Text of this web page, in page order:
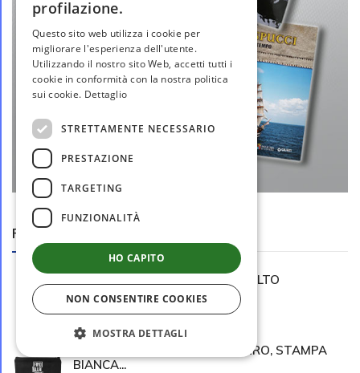
Prodotti in vetrina
DISTINTIVO CON LOGO IN SMALTO
LEVIGATO...
€ 5,50
PORTAPENNE IN TESSUTO NERO, STAMPA
BIANCA...
profilazione.
Questo sito web utilizza i cookie per
migliorare l'esperienza dell'utente.
Utilizzando il nostro sito Web, accetti tutti i
cookie in conformità con la nostra politica
sui cookie. Dettaglio
STRETTAMENTE NECESSARIO
PRESTAZIONE
TARGETING
FUNZIONALITÀ
HO CAPITO
NON CONSENTIRE COOKIES
MOSTRA DETTAGLI